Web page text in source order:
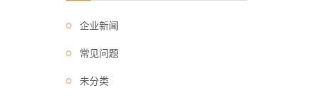
企业新闻
常见问题
未分类